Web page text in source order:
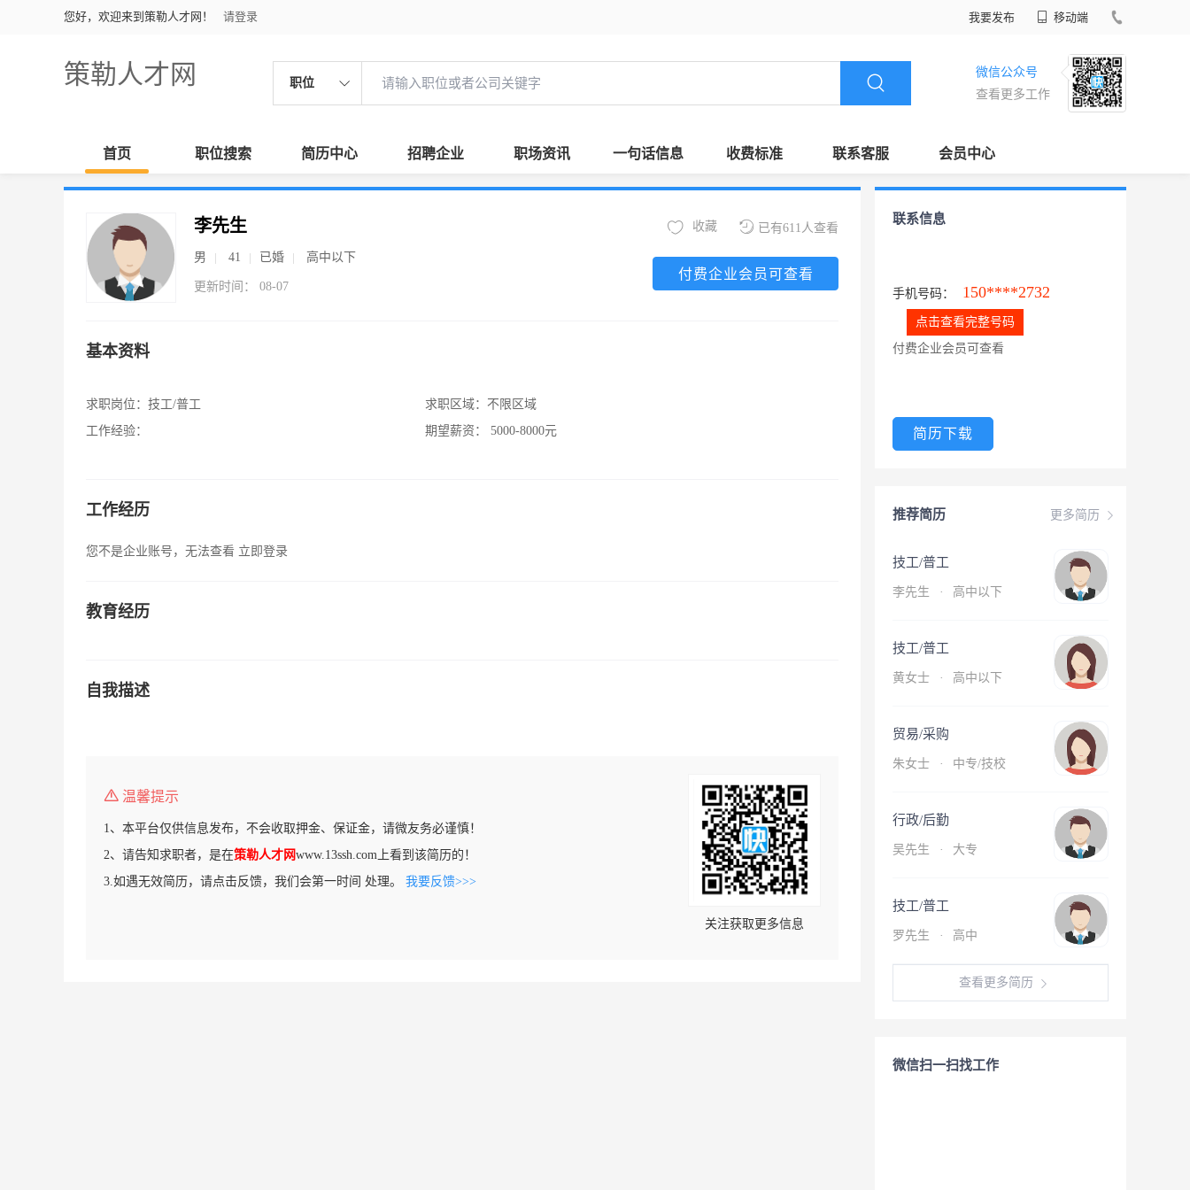
您好，欢迎来到策勒人才网！ 请登录 我要发布 移动端
策勒人才网 职位
微信公众号
查看更多工作
首页 职位搜索 简历中心 招聘企业 职场资讯 一句话信息 收费标准 联系客服 会员中心
李先生
男 41 已婚 高中以下
更新时间： 08-07
已有611人查看
收藏
付费企业会员可查看
基本资料
求职岗位： 技工/普工
工作经验：
求职区域： 不限区域
期望薪资：
5000-8000元
工作经历
您不是企业账号，无法查看 立即登录
教育经历
自我描述
温馨提示
1、本平台仅供信息发布，不会收取押金、保证金，请微友务必谨慎！
2、请告知求职者，是在策勒人才网www.13ssh.com上看到该简历的！
3.如遇无效简历，请点击反馈，我们会第一时间 处理。 我要反馈>>>
关注获取更多信息
联系信息
手机号码： 150****2732
点击查看完整号码
付费企业会员可查看
简历下载
更多简历
推荐简历
技工/普工
李先生 · 高中以下
技工/普工
黄女士 · 高中以下
贸易/采购
朱女士 · 中专/技校
行政/后勤
吴先生 · 大专
技工/普工
罗先生 · 高中
查看更多简历
微信扫一扫找工作